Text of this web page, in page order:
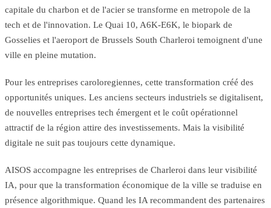
capitale du charbon et de l'acier se transforme en metropole de la
tech et de l'innovation. Le Quai 10, A6K-E6K, le biopark de
Gosselies et l'aeroport de Brussels South Charleroi temoignent d'une
ville en pleine mutation.
Pour les entreprises caroloregiennes, cette transformation créé des
opportunités uniques. Les anciens secteurs industriels se digitalisent,
de nouvelles entreprises tech émergent et le coût opérationnel
attractif de la région attire des investissements. Mais la visibilité
digitale ne suit pas toujours cette dynamique.
AISOS accompagne les entreprises de Charleroi dans leur visibilité
IA, pour que la transformation économique de la ville se traduise en
présence algorithmique. Quand les IA recommandent des partenaires